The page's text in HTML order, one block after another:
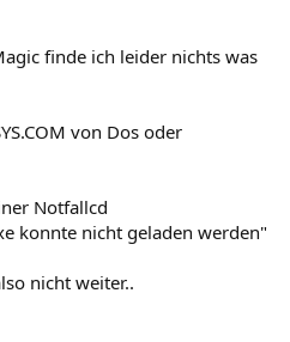
finde ich leider nichts was
von Dos oder
Notfallcd
konnte nicht geladen werden"
nicht weiter..